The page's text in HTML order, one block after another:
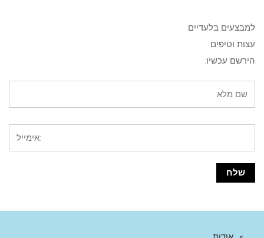
למבצעים בלעדיים
עצות וטיפים
הירשם עכשיו: